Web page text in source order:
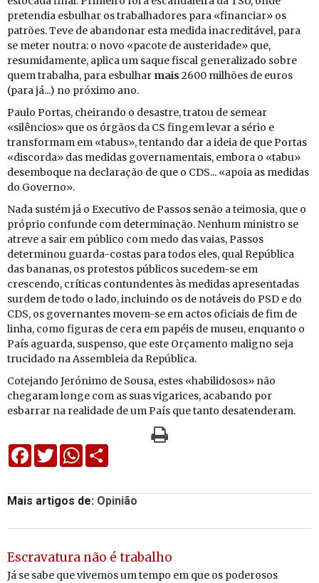
pre­tendia es­bu­lhar os tra­ba­lha­dores para «fi­nan­ciar» os
pa­trões. Teve de aban­donar esta me­dida ina­cre­di­tável, para
se meter noutra: o novo «pa­cote de aus­te­ri­dade» que,
re­su­mi­da­mente, aplica um saque fiscal ge­ne­ra­li­zado sobre
quem tra­balha, para es­bu­lhar mais 2600 mi­lhões de euros
(para já...) no pró­ximo ano.
Paulo Portas, chei­rando o de­sastre, tratou de se­mear
«si­lên­cios» que os ór­gãos da CS fingem levar a sério e
trans­formam em «tabus», ten­tando dar a ideia de que Portas
«dis­corda» das me­didas go­ver­na­men­tais, em­bora o «tabu»
de­sem­boque na de­cla­ração de que o CDS... «apoia as me­didas
do Go­verno».
Nada sustém já o Exe­cu­tivo de Passos senão a tei­mosia, que o
pró­prio con­funde com de­ter­mi­nação. Ne­nhum mi­nistro se
atreve a sair em pú­blico com medo das vaias, Passos
de­ter­minou guarda-costas para todos eles, qual Re­pú­blica
das ba­nanas, os pro­testos pú­blicos su­cedem-se em
cres­cendo, crí­ticas con­tun­dentes às me­didas apre­sen­tadas
surdem de todo o lado, in­cluindo os de no­tá­veis do PSD e do
CDS, os go­ver­nantes movem-se em actos ofi­ciais de fim de
linha, como fi­guras de cera em pa­péis de museu, en­quanto o
País aguarda, sus­penso, que este Or­ça­mento ma­ligno seja
tru­ci­dado na As­sem­bleia da Re­pú­blica.
Co­te­jando Je­ró­nimo de Sousa, estes «ha­bi­li­dosos» não
che­garam longe com as suas vi­ga­rices, aca­bando por
es­barrar na re­a­li­dade de um País que tanto de­sa­ten­deram.
Facebook
Twitter WhatsApp
Mais artigos de: Opinião
Escravatura não é trabalho
Já se sabe que vivemos um tempo em que os poderosos